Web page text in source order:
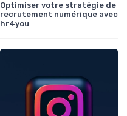
Optimiser votre stratégie de
recrutement numérique avec
hr4you